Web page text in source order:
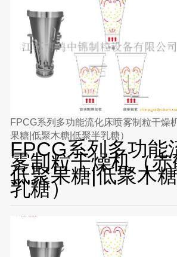
FPCG系列多功能流化床喷雾制粒干燥
果糖|低聚木糖|低聚半乳糖）
FPCG系列多功能
雾制粒干燥机（
低聚果糖|低聚木
乳糖）